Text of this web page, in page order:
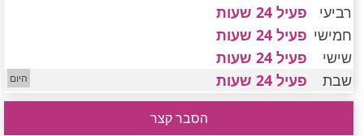
רביעי
פעיל 24 שעות
חמישי פעיל 24 שעות
שישי
פעיל 24 שעות
שבת
פעיל 24 שעות
הסבר קצר